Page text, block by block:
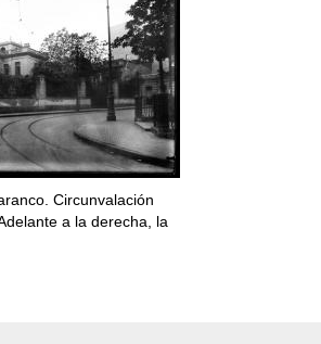
Circunvalación
a la derecha, la